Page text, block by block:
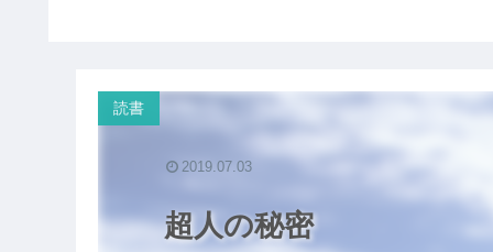
超人の秘密
読書
2019.07.03